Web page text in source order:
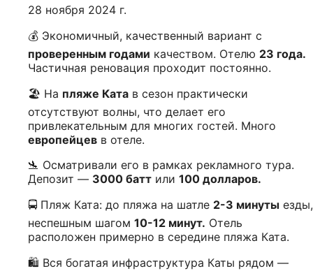
28 ноября 2024 г.
💰 Экономичный, качественный вариант с
проверенным годами качеством. Отелю 23 года.
Частичная реновация проходит постоянно.
🏖️ На пляже Ката в сезон практически
отсутствуют волны, что делает его
привлекательным для многих гостей. Много
европейцев в отеле.
🛬 Осматривали его в рамках рекламного тура.
Депозит — 3000 батт или 100 долларов.
🚍 Пляж Ката: до пляжа на шатле 2-3 минуты езды,
неспешным шагом 10-12 минут. Отель
расположен примерно в середине пляжа Ката.
🛍️ Вся богатая инфраструктура Каты рядом —